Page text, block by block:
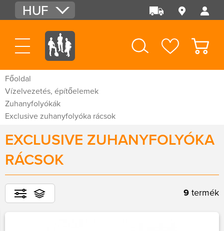
HUF
EUR
USD
Főoldal
Vízelvezetés, építőelemek
Zuhanyfolyókák
Exclusive zuhanyfolyóka rácsok
EXCLUSIVE ZUHANYFOLYÓKA
RÁCSOK
9 termék